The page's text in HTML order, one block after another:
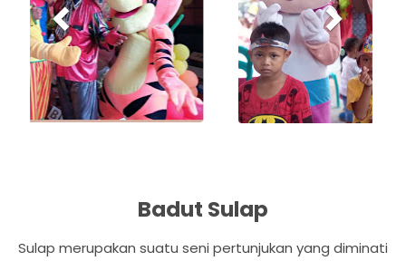
i
o
u
s
Badut Sulap
Sulap merupakan suatu seni pertunjukan yang diminati